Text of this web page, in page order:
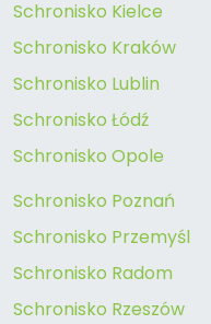
Schronisko Kielce
Schronisko Kraków
Schronisko Lublin
Schronisko Łódź
Schronisko Opole
Schronisko Poznań
Schronisko Przemyśl
Schronisko Radom
Schronisko Rzeszów